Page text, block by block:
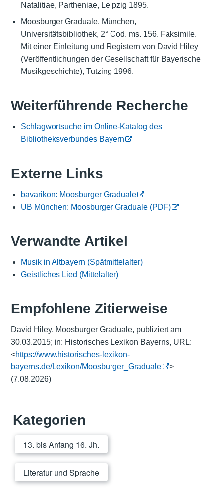
Natalitiae, Partheniae, Leipzig 1895.
Moosburger Graduale. München,
Universitätsbibliothek, 2° Cod. ms. 156. Faksimile.
Mit einer Einleitung und Registern von David Hiley
(Veröffentlichungen der Gesellschaft für Bayerische
Musikgeschichte), Tutzing 1996.
Weiterführende Recherche
Schlagwortsuche im Online-Katalog des
Bibliotheksverbundes Bayern
Externe Links
bavarikon: Moosburger Graduale
UB München: Moosburger Graduale (PDF)
Verwandte Artikel
Musik in Altbayern (Spätmittelalter)
Geistliches Lied (Mittelalter)
Empfohlene Zitierweise
David Hiley, Moosburger Graduale, publiziert am
30.03.2015; in: Historisches Lexikon Bayerns, URL:
<https://www.historisches-lexikon-
bayerns.de/Lexikon/Moosburger_Graduale
>
(7.08.2026)
Kategorien
13. bis Anfang 16. Jh.
Literatur und Sprache